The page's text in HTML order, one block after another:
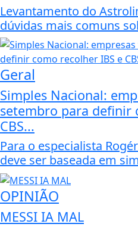
Levantamento do
dúvidas mais comuns
Geral
Simples Nacional:
setembro para definir
CBS...
Para o especialista
deve ser baseada em
OPINIÃO
MESSI IA MAL